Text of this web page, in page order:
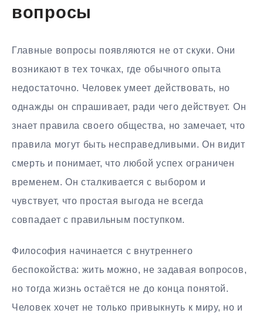
вопросы
Главные вопросы появляются не от скуки. Они
возникают в тех точках, где обычного опыта
недостаточно. Человек умеет действовать, но
однажды он спрашивает, ради чего действует. Он
знает правила своего общества, но замечает, что
правила могут быть несправедливыми. Он видит
смерть и понимает, что любой успех ограничен
временем. Он сталкивается с выбором и
чувствует, что простая выгода не всегда
совпадает с правильным поступком.
Философия начинается с внутреннего
беспокойства: жить можно, не задавая вопросов,
но тогда жизнь остаётся не до конца понятой.
Человек хочет не только привыкнуть к миру, но и